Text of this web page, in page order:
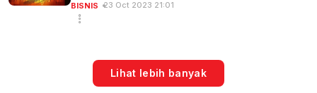
BISNIS 23 Oct 2023 21:01
Lihat lebih banyak